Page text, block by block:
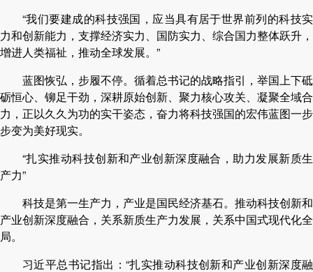
“我们要建成的科技强国，应当具有居于世界前列的科技实
力和创新能力，支撑经济实力、国防实力、综合国力整体跃升，
增进人类福祉，推动全球发展。”
蓝图恢弘，步履不停。循着总书记的战略指引，举国上下砥
砺恒心、铆足干劲，深耕原始创新、聚力核心攻关、凝聚全域合
力，正以久久为功的实干姿态，奋力将科技强国的宏伟蓝图一步
步变为美好现实。
“扎实推动科技创新和产业创新深度融合，助力发展新质生
产力”
科技是第一生产力，产业是国民经济基石。推动科技创新和
产业创新深度融合，关系新质生产力发展，关系中国式现代化全
局。
习近平总书记指出：“扎实推动科技创新和产业创新深度融